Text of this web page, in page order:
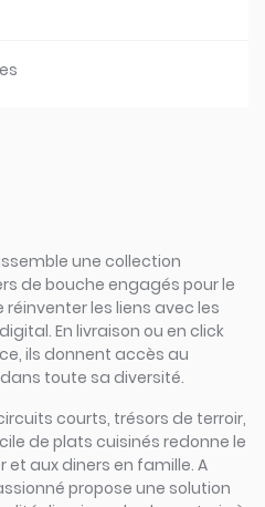
une collection
de bouche engagés pour le
les liens avec les
En livraison ou en click
ils donnent accès au
toute sa diversité.
courts, trésors de terroir,
de plats cuisinés redonne le
et aux diners en famille. A
propose une solution